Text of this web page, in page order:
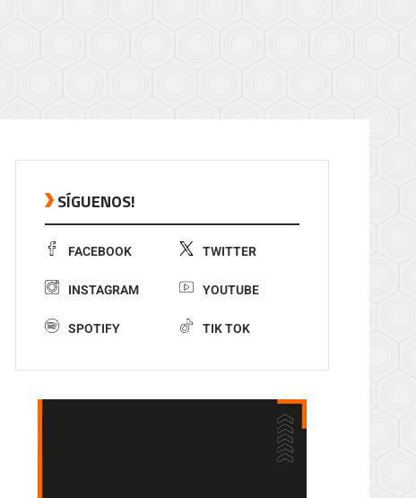
SÍGUENOS!
FACEBOOK TWITTER
INSTAGRAM YOUTUBE
SPOTIFY TIK TOK